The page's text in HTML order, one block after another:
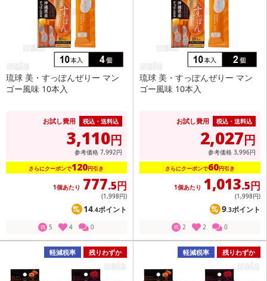
琉球 美・すっぽんぜりー マン
ゴー風味 10本入
お試し費用 税込・送料込
3,110円
参考価格 7,992円
さらにクーポンで120円引き
1個あたり 777.5円
(1,998円)
14.4ポイント
残 5 4 0
琉球 美・すっぽんぜりー マン
ゴー風味 10本入
お試し費用 税込・送料込
2,027円
参考価格 3,996円
さらにクーポンで60円引き
1個あたり 1,013.5円
(1,998円)
9.3ポイント
残 2 2 0
軽減税率 残りわずか 軽減税率 残りわずか